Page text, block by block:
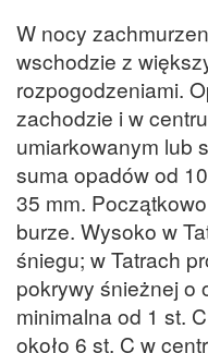
W nocy
wschodzie z
rozpogodzeniami.
zachodzie i w
umiarkowanym lub
suma opadów od
35 mm.
burze. Wysoko w
śniegu; w Tatrach
pokrywy śnieżnej o
minimalna od 1 st.
około 6 st. C w